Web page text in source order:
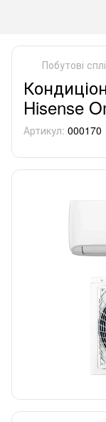
Побутові
Hisense
Артикул: 000170